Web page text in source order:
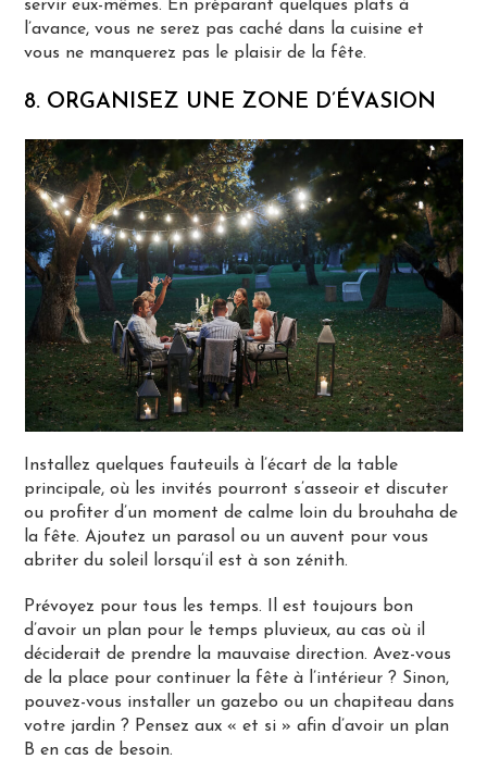
servir eux-mêmes. En préparant quelques plats à
l’avance, vous ne serez pas caché dans la cuisine et
vous ne manquerez pas le plaisir de la fête.
8. ORGANISEZ UNE ZONE D’ÉVASION
Installez quelques fauteuils à l’écart de la table
principale, où les invités pourront s’asseoir et discuter
ou profiter d’un moment de calme loin du brouhaha de
la fête. Ajoutez un parasol ou un auvent pour vous
abriter du soleil lorsqu’il est à son zénith.
Prévoyez pour tous les temps. Il est toujours bon
d’avoir un plan pour le temps pluvieux, au cas où il
déciderait de prendre la mauvaise direction. Avez-vous
de la place pour continuer la fête à l’intérieur ? Sinon,
pouvez-vous installer un gazebo ou un chapiteau dans
votre jardin ? Pensez aux « et si » afin d’avoir un plan
B en cas de besoin.